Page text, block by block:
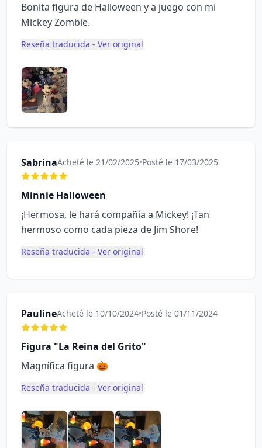
Bonita figura de Halloween y a juego con mi
Mickey Zombie.
Reseña traducida - Ver original
SabrinaAcheté le 21/02/2025•Posté le 17/03/2025
Minnie Halloween
¡Hermosa, le hará compañía a Mickey! ¡Tan
hermoso como cada pieza de Jim Shore!
Reseña traducida - Ver original
PaulineAcheté le 10/10/2024•Posté le 01/11/2024
Figura "La Reina del Grito"
Magnífica figura 🎃
Reseña traducida - Ver original